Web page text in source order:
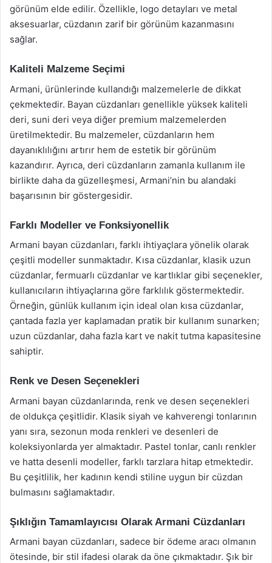
görünüm elde edilir. Özellikle, logo detayları ve metal
aksesuarlar, cüzdanın zarif bir görünüm kazanmasını
sağlar.
Kaliteli Malzeme Seçimi
Armani, ürünlerinde kullandığı malzemelerle de dikkat
çekmektedir. Bayan cüzdanları genellikle yüksek kaliteli
deri, suni deri veya diğer premium malzemelerden
üretilmektedir. Bu malzemeler, cüzdanların hem
dayanıklılığını artırır hem de estetik bir görünüm
kazandırır. Ayrıca, deri cüzdanların zamanla kullanım ile
birlikte daha da güzelleşmesi, Armani’nin bu alandaki
başarısının bir göstergesidir.
Farklı Modeller ve Fonksiyonellik
Armani bayan cüzdanları, farklı ihtiyaçlara yönelik olarak
çeşitli modeller sunmaktadır. Kısa cüzdanlar, klasik uzun
cüzdanlar, fermuarlı cüzdanlar ve kartlıklar gibi seçenekler,
kullanıcıların ihtiyaçlarına göre farklılık göstermektedir.
Örneğin, günlük kullanım için ideal olan kısa cüzdanlar,
çantada fazla yer kaplamadan pratik bir kullanım sunarken;
uzun cüzdanlar, daha fazla kart ve nakit tutma kapasitesine
sahiptir.
Renk ve Desen Seçenekleri
Armani bayan cüzdanlarında, renk ve desen seçenekleri
de oldukça çeşitlidir. Klasik siyah ve kahverengi tonlarının
yanı sıra, sezonun moda renkleri ve desenleri de
koleksiyonlarda yer almaktadır. Pastel tonlar, canlı renkler
ve hatta desenli modeller, farklı tarzlara hitap etmektedir.
Bu çeşitlilik, her kadının kendi stiline uygun bir cüzdan
bulmasını sağlamaktadır.
Şıklığın Tamamlayıcısı Olarak Armani Cüzdanları
Armani bayan cüzdanları, sadece bir ödeme aracı olmanın
ötesinde, bir stil ifadesi olarak da öne çıkmaktadır. Şık bir